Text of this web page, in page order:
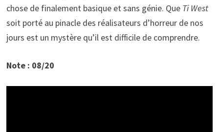
chose de finalement basique et sans génie. Que Ti West
soit porté au pinacle des réalisateurs d’horreur de nos
jours est un mystère qu’il est difficile de comprendre.
Note : 08/20